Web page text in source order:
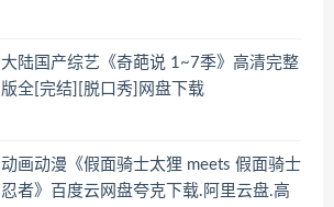
大陆国产综艺《奇葩说 1~7季》高清完整
版全[完结][脱口秀]网盘下载
动画动漫《假面骑士太狸 meets 假面骑士
忍者》百度云网盘夸克下载.阿里云盘.高